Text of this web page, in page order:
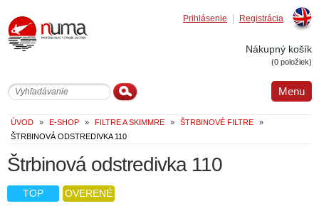
Registrácia
Prihlásenie
Nákupný košík
(0 položiek)
Menu
ÚVOD » E-SHOP » FILTRE A SKIMMRE » ŠTRBINOVÉ FILTRE
»
ŠTRBINOVÁ ODSTREDIVKA 110
Štrbinová odstredivka 110
TOP OVERENÉ